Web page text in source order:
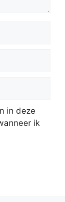
in deze
ik